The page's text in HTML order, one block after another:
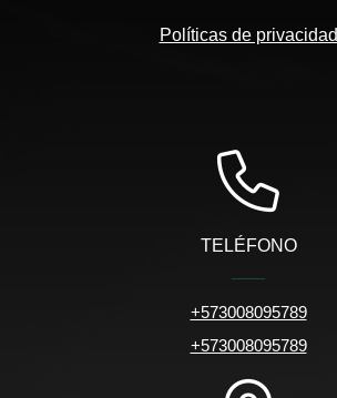
Políticas de privacidad
TELÉFONO
+573008095789
+573008095789